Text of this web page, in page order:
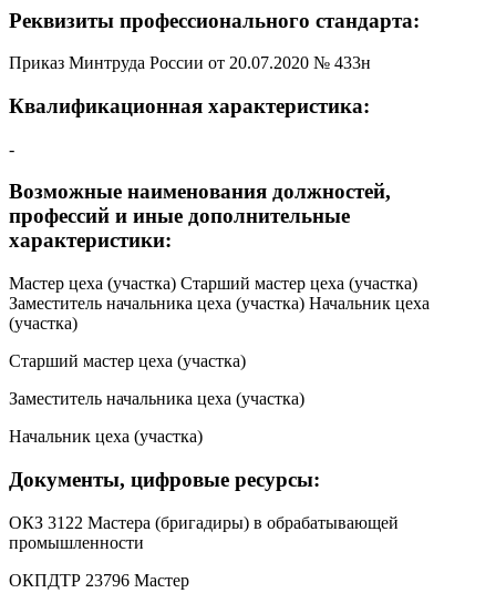
Реквизиты профессионального стандарта:
Приказ Минтруда России от 20.07.2020 № 433н
Квалификационная характеристика:
-
Возможные наименования должностей,
профессий и иные дополнительные
характеристики:
Мастер цеха (участка) Старший мастер цеха (участка)
Заместитель начальника цеха (участка) Начальник цеха
(участка)
Старший мастер цеха (участка)
Заместитель начальника цеха (участка)
Начальник цеха (участка)
Документы, цифровые ресурсы:
ОКЗ 3122 Мастера (бригадиры) в обрабатывающей
промышленности
ОКПДТР 23796 Мастер